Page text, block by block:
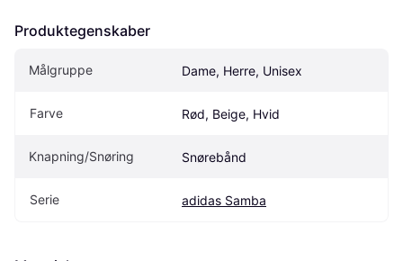
Produktegenskaber
Målgruppe Dame, Herre, Unisex
Farve Rød, Beige, Hvid
Knapning/Snøring Snørebånd
Serie adidas Samba